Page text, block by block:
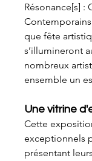
Résonance[s] :
que fête
s’illumineront
nombreux
ensemble un
Une vitrine
Cette
exceptionnels
présentant